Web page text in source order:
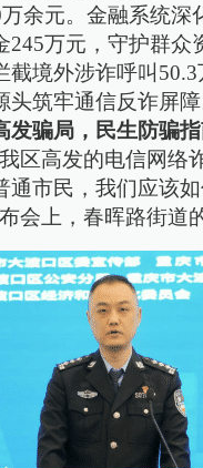
余元。金融系统深
245万元，守护群众
截境外涉诈呼叫
头筑牢通信反诈屏障
发骗局，民生防骗
区高发的电信网络
通市民，我们应该
会上，春晖路街道